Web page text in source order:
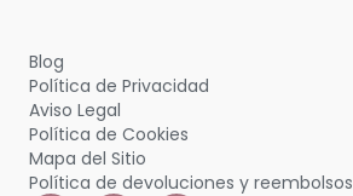
Blog
Política de Privacidad
Aviso Legal
Política de Cookies
Mapa del Sitio
Política de devoluciones y reembolsos